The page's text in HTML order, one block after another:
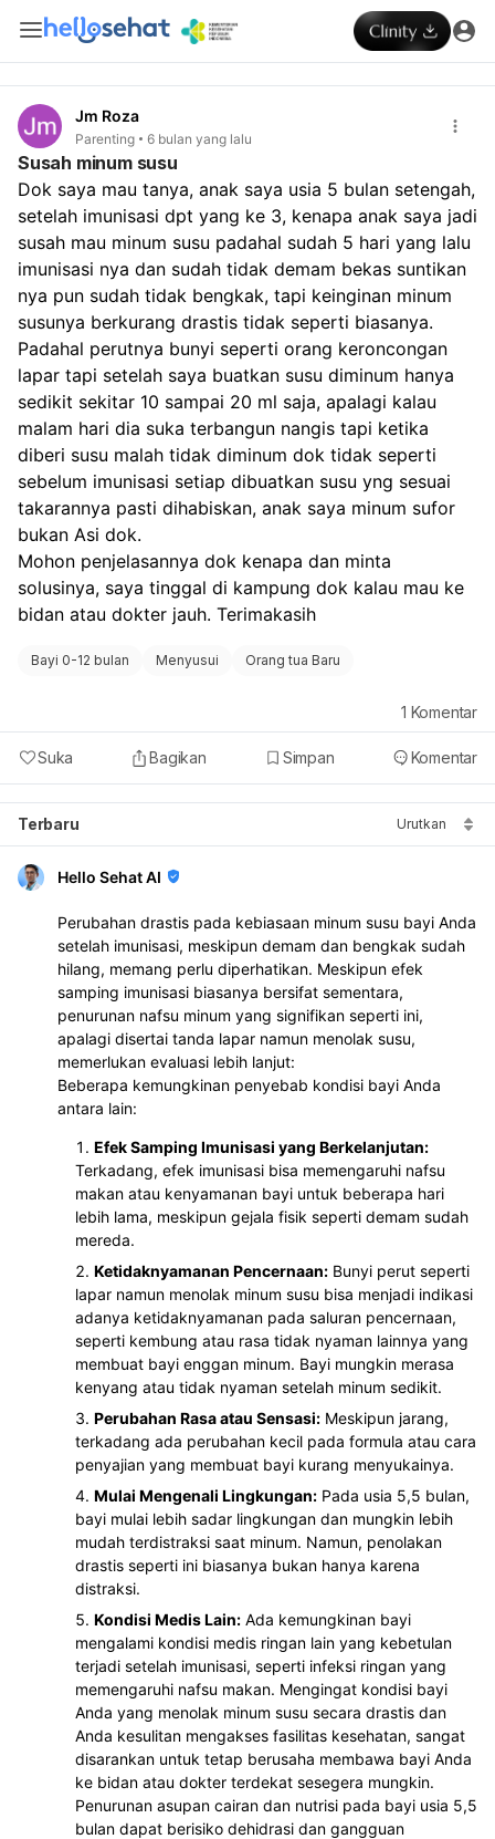
Jm Roza
Parenting 6 bulan yang lalu
Susah minum susu
Dok saya mau tanya, anak saya usia 5 bulan setengah,
setelah imunisasi dpt yang ke 3, kenapa anak saya jadi
susah mau minum susu padahal sudah 5 hari yang lalu
imunisasi nya dan sudah tidak demam bekas suntikan
nya pun sudah tidak bengkak, tapi keinginan minum
susunya berkurang drastis tidak seperti biasanya.
Padahal perutnya bunyi seperti orang keroncongan
lapar tapi setelah saya buatkan susu diminum hanya
sedikit sekitar 10 sampai 20 ml saja, apalagi kalau
malam hari dia suka terbangun nangis tapi ketika
diberi susu malah tidak diminum dok tidak seperti
sebelum imunisasi setiap dibuatkan susu yng sesuai
takarannya pasti dihabiskan, anak saya minum sufor
bukan Asi dok.
Mohon penjelasannya dok kenapa dan minta
solusinya, saya tinggal di kampung dok kalau mau ke
bidan atau dokter jauh. Terimakasih
Bayi 0-12 bulan Menyusui Orang tua Baru
Suka Bagikan Simpan Komentar
1 Komentar
Terbaru Urutkan
Hello Sehat AI
Perubahan drastis pada kebiasaan minum susu bayi Anda
setelah imunisasi, meskipun demam dan bengkak sudah
hilang, memang perlu diperhatikan. Meskipun efek
samping imunisasi biasanya bersifat sementara,
penurunan nafsu minum yang signifikan seperti ini,
apalagi disertai tanda lapar namun menolak susu,
memerlukan evaluasi lebih lanjut:
Beberapa kemungkinan penyebab kondisi bayi Anda
antara lain:
Efek Samping Imunisasi yang Berkelanjutan:
Terkadang, efek imunisasi bisa memengaruhi nafsu
makan atau kenyamanan bayi untuk beberapa hari
lebih lama, meskipun gejala fisik seperti demam sudah
mereda.
Ketidaknyamanan Pencernaan: Bunyi perut seperti
lapar namun menolak minum susu bisa menjadi indikasi
adanya ketidaknyamanan pada saluran pencernaan,
seperti kembung atau rasa tidak nyaman lainnya yang
membuat bayi enggan minum. Bayi mungkin merasa
kenyang atau tidak nyaman setelah minum sedikit.
Perubahan Rasa atau Sensasi: Meskipun jarang,
terkadang ada perubahan kecil pada formula atau cara
penyajian yang membuat bayi kurang menyukainya.
Mulai Mengenali Lingkungan: Pada usia 5,5 bulan,
bayi mulai lebih sadar lingkungan dan mungkin lebih
mudah terdistraksi saat minum. Namun, penolakan
drastis seperti ini biasanya bukan hanya karena
distraksi.
Kondisi Medis Lain: Ada kemungkinan bayi
mengalami kondisi medis ringan lain yang kebetulan
terjadi setelah imunisasi, seperti infeksi ringan yang
memengaruhi nafsu makan. Mengingat kondisi bayi
Anda yang menolak minum susu secara drastis dan
Anda kesulitan mengakses fasilitas kesehatan, sangat
disarankan untuk tetap berusaha membawa bayi Anda
ke bidan atau dokter terdekat sesegera mungkin.
Penurunan asupan cairan dan nutrisi pada bayi usia 5,5
bulan dapat berisiko dehidrasi dan gangguan